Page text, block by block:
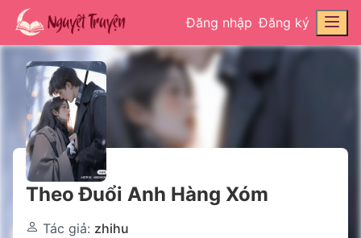
Đăng nhập Đăng ký
Theo Đuổi Anh Hàng Xóm
Tác giả: zhihu